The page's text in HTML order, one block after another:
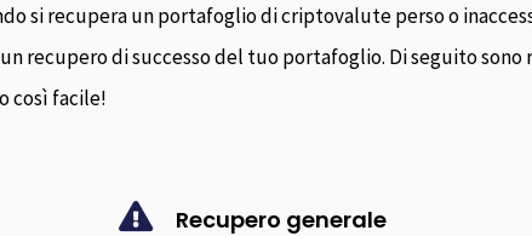
si recupera un portafoglio di criptovalute perso o
recupero di successo del tuo portafoglio. Di seguito
così facile!

Recupero generale